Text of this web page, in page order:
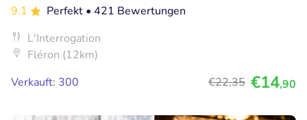
9.1 Perfekt • 421 Bewertungen
L'Interrogation
Fléron (12km)
Verkauft: 300
€22,35 €14,90